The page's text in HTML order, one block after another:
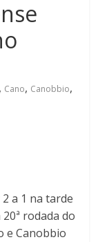
, Cano, Canobbio,
a 1 na tarde
rodada do
e Canobbio